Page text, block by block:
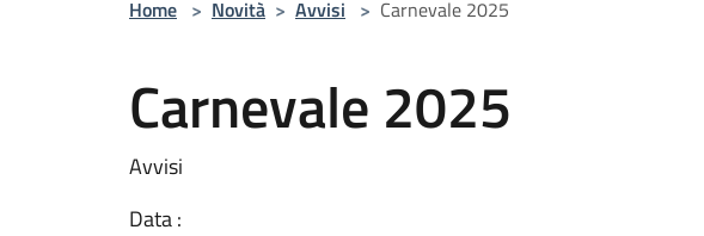
Home > Novità > Avvisi > Carnevale 2025
Carnevale 2025
Avvisi
Data :